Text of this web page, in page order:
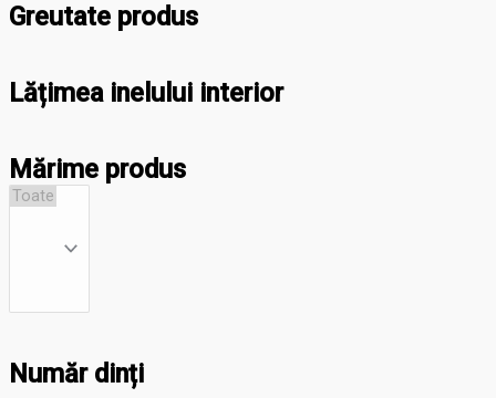
Greutate produs
Lățimea inelului interior
Mărime produs
Număr dinți